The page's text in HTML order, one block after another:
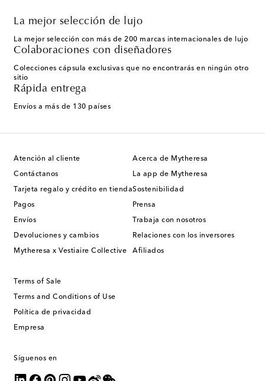
La mejor selección de lujo
La mejor selección con más de 200 marcas internacionales de lujo
Colaboraciones con diseñadores
Colecciones cápsula exclusivas que no encontrarás en ningún otro
sitio
Rápida entrega
Envíos a más de 130 países
Atención al cliente
Contáctanos
Tarjeta regalo y crédito en tienda
Pagos
Envíos
Devoluciones y cambios
Mytheresa x Vestiaire Collective
Acerca de Mytheresa
La app de Mytheresa
Sostenibilidad
Prensa
Trabaja con nosotros
Relaciones con los inversores
Afiliados
Terms of Sale
Terms and Conditions of Use
Política de privacidad
Empresa
Síguenos en